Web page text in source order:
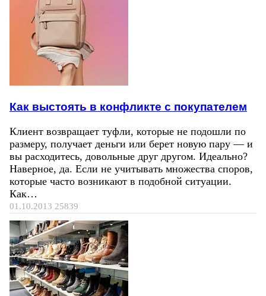
Как выстоять в конфликте с покупателем
Клиент возвращает туфли, которые не подошли по
размеру, получает деньги или берет новую пару — и
вы расходитесь, довольные друг другом. Идеально?
Наверное, да. Если не учитывать множества споров,
которые часто возникают в подобной ситуации.
Как…
01.10.2013 25839